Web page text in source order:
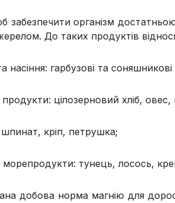
забезпечити організм
До таких продуктів
насіння: гарбузові та
продукти: цілозерновий хліб,
кріп, петрушка;
морепродукти: тунець, лосось,
добова норма магнію для